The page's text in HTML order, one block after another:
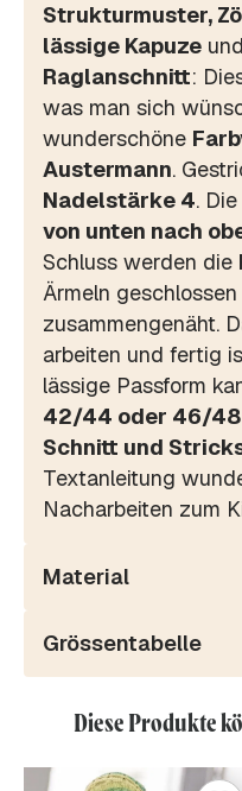
Strukturmuster,
lässige Kapuze
Raglanschnitt:
was man sich
wunderschöne
Austermann.
Nadelstärke 4.
von unten nach
Schluss werden die
Ärmeln
zusammengenäht.
arbeiten und fertig
lässige Passform
42/44 oder 46/48
Schnitt und
Textanleitung
Nacharbeiten zum
Material
Grössentabelle
Diese Produkte